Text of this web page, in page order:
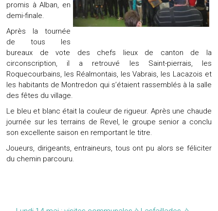
promis à Alban, en
demi-finale.
Après la tournée
de tous les
bureaux de vote des chefs lieux de canton de la
circonscription, il a retrouvé les Saint-pierrais, les
Roquecourbains, les Réalmontais, les Vabrais, les Lacazois et
les habitants de Montredon qui s’étaient rassemblés à la salle
des fêtes du village.
Le bleu et blanc était la couleur de rigueur. Après une chaude
journée sur les terrains de Revel, le groupe senior a conclu
son excellente saison en remportant le titre.
Joueurs, dirigeants, entraineurs, tous ont pu alors se féliciter
du chemin parcouru.